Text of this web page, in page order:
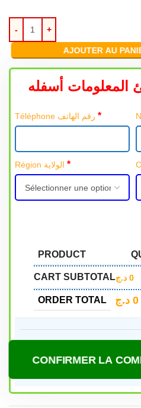
أسفله
Téléphone رقم الهاتف*
Région الولاية*
PRODUCT
CART SUBTOTAL 0 د.ج
ORDER TOTAL 0 د.ج